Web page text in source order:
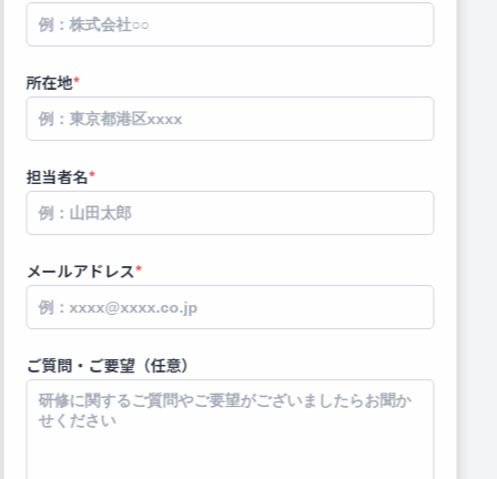
所在地
担当者名
メールアドレス
ご質問・ご要望（任意）